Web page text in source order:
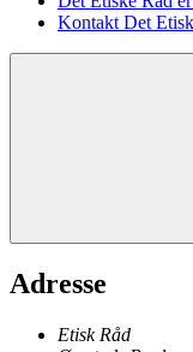
Kontakt Det
Adresse
Etisk Råd